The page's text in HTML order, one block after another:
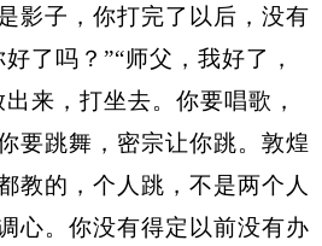
影子，你打完了以后，没有
了吗？”“师父，我好了，
来，打坐去。你要唱歌，
要跳舞，密宗让你跳。敦煌
教的，个人跳，不是两个人
心。你没有得定以前没有办